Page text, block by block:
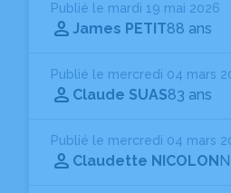
Publié le mardi 19 mai 2026
James PETIT88 ans
Publié le mercredi 04 mars
Claude SUAS83 ans
Publié le mercredi 04 mars
Claudette NICOLON